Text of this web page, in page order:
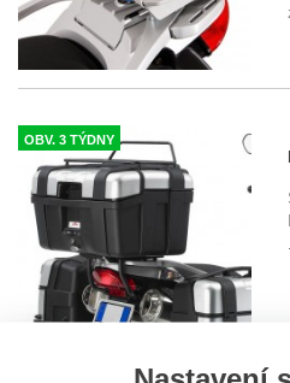
OBV. 3 TÝDNY